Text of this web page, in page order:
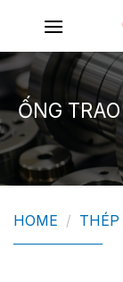
content
ỐNG
HOME / THÉP